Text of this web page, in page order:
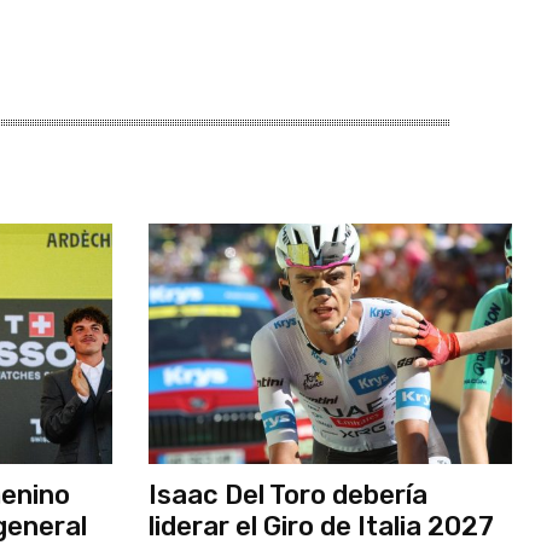
Isaac Del Toro debería
liderar el Giro de Italia 2027